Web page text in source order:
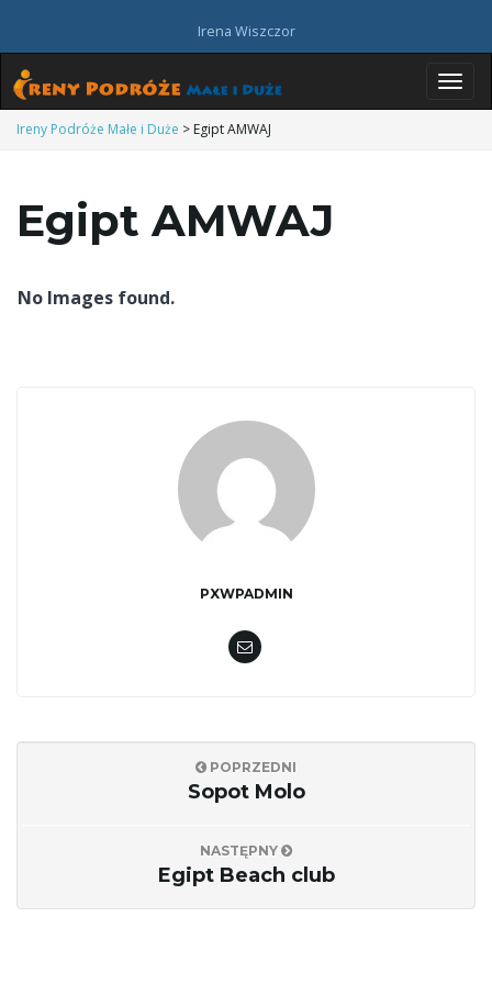
Irena Wiszczor
Ireny Podróże Małe i Duże > Egipt AMWAJ
Egipt AMWAJ
No Images found.
PXWPADMIN
POPRZEDNI
Sopot Molo
NASTĘPNY
Egipt Beach club